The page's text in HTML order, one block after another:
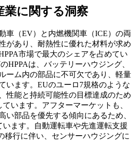
業に関する洞察
車（EV）と内燃機関車（ICE）の両
があり、耐熱性に優れた材料が求め
市場で最大のシェアを占めてい
HPPAは、バッテリーハウジング、
ーム内の部品に不可欠であり、軽量
います。EUのユーロ7規格のような
性能と持続可能性の目標達成のため
います。アフターマーケットも、
い部品を優先する傾向にあるため、
います。自動運転車や先進運転支援
移行に伴い、センサーハウジングに